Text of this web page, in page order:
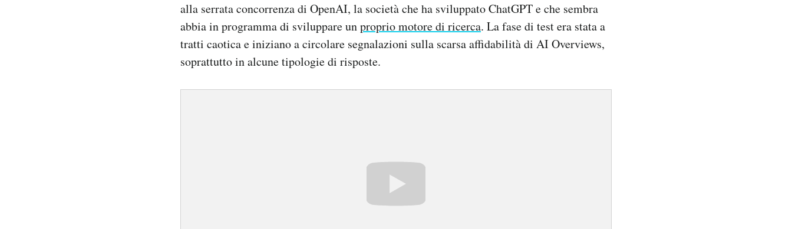
alla serrata concorrenza di OpenAI, la società che ha sviluppato ChatGPT e che sembra
abbia in programma di sviluppare unproprio motore di ricerca. La fase di test era stata a
tratti caotica e iniziano a circolare segnalazioni sulla scarsa affidabilità di AI Overviews,
soprattutto in alcune tipologie di risposte.